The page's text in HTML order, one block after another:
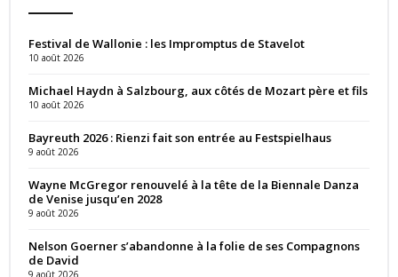
Festival de Wallonie : les Impromptus de Stavelot
10 août 2026
Michael Haydn à Salzbourg, aux côtés de Mozart père et fils
10 août 2026
Bayreuth 2026 : Rienzi fait son entrée au Festspielhaus
9 août 2026
Wayne McGregor renouvelé à la tête de la Biennale Danza
de Venise jusqu’en 2028
9 août 2026
Nelson Goerner s’abandonne à la folie de ses Compagnons
de David
9 août 2026